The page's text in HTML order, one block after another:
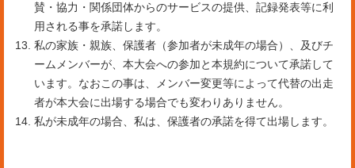
賛・協力・関係団体からのサービスの提供、記録発表等に利
用される事を承諾します。
私の家族・親族、保護者（参加者が未成年の場合）、及びチ
ームメンバーが、本大会への参加と本規約について承諾して
います。なおこの事は、メンバー変更等によって代替の出走
者が本大会に出場する場合でも変わりありません。
私が未成年の場合、私は、保護者の承諾を得て出場します。